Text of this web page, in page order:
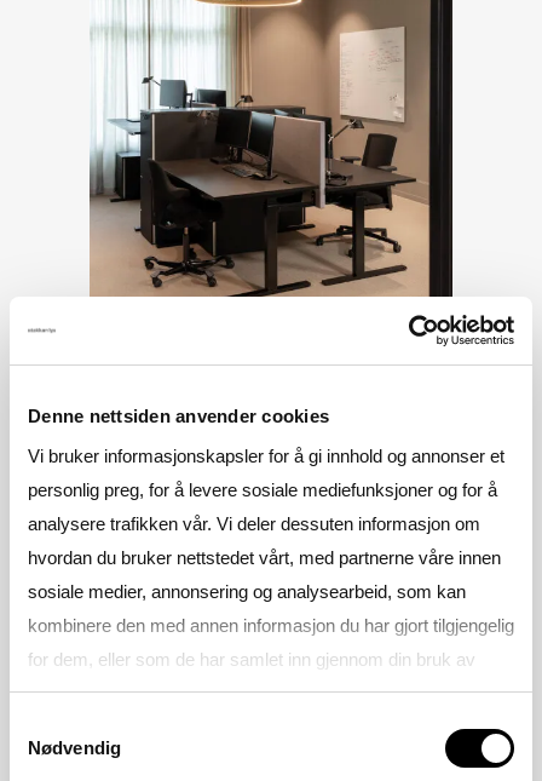
Denne nettsiden anvender cookies
Vi bruker informasjonskapsler for å gi innhold og annonser et
personlig preg, for å levere sosiale mediefunksjoner og for å
analysere trafikken vår. Vi deler dessuten informasjon om
hvordan du bruker nettstedet vårt, med partnerne våre innen
sosiale medier, annonsering og analysearbeid, som kan
kombinere den med annen informasjon du har gjort tilgjengelig
for dem, eller som de har samlet inn gjennom din bruk av
tjenestene deres.
Se gjerne vår
Nødvendig